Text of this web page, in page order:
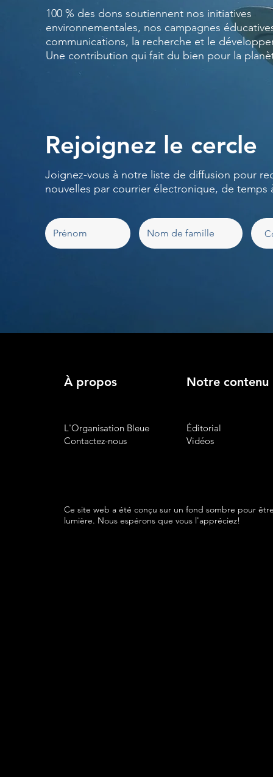
100 % des dons soutiennent nos initiatives
environnementales, nos campagnes
communications, la recherche et le
Une contribution qui fait du bien pour la
Rejoignez le cercle
Joignez-vous à notre liste de diffusion pour
nouvelles par courrier électronique, de temps
À propos Notre contenu
L'Organisation Bleue
Contactez-nous
Éditorial
Vidéos
Ce site web a été conçu sur un fond sombre pour
lumière. Nous espérons que vous l'appréciez!